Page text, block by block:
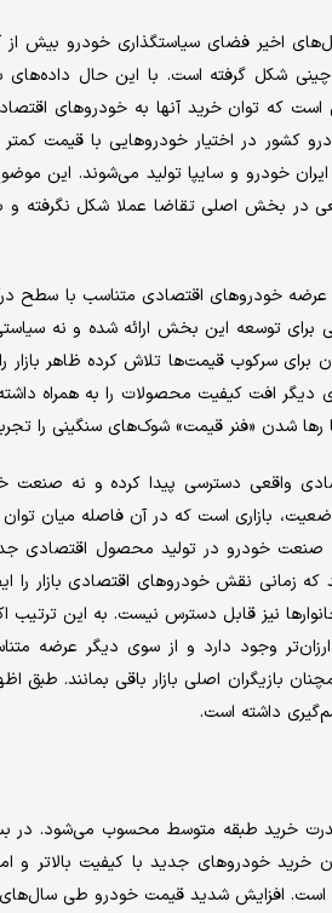
اخیر فضای سیاستگذاری خودرو بیش از
شکل گرفته است. با این حال داده‌های
است که توان خرید آنها به خودروهای
در حدود 70درصد بازار خودرو کشور در اختیار
خودرو و سایپا تولید می‌شوند. این
واقعی در بخش اصلی تقاضا عملا شکل
خودروهای اقتصادی متناسب با سطح
توسعه این بخش ارائه شده و نه
برای سرکوب قیمت‌ها تلاش کرده ظاهر بازار
دیگر افت کیفیت محصولات را به همراه
شدن «فنر قیمت» شوک‌های سنگینی را
واقعی دسترسی پیدا کرده و نه صنعت
بازاری است که در آن فاصله میان
خودرو در تولید محصول اقتصادی
زمانی نقش خودروهای اقتصادی بازار را
نیز قابل دسترس نیست. به این ترتیب
وجود دارد و از سوی دیگر عرضه
اصلی بازار باقی بمانند. طبق
داشته است.
خرید طبقه متوسط محسوب می‌شود. در
خودروهای جدید با کیفیت بالاتر و
است. افزایش شدید قیمت خودرو طی